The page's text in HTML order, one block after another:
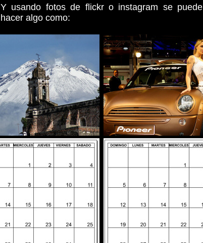
Y usando fotos de flickr o instagram se puede
hacer algo como: